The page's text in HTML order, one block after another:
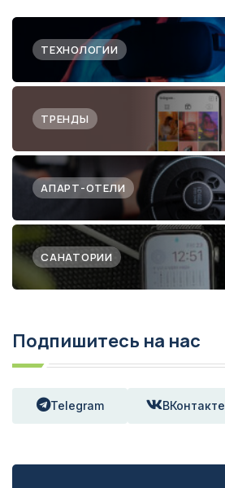
ТЕХНОЛОГИИ
ТРЕНДЫ
АПАРТ-ОТЕЛИ
САНАТОРИИ
Подпишитесь на нас
Telegram ВКонтакте